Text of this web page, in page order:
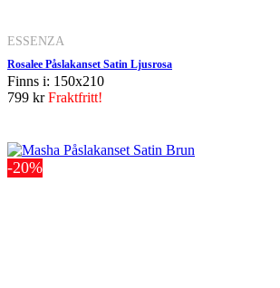
ESSENZA
Rosalee Påslakanset Satin Ljusrosa
Finns i: 150x210
799 krFraktfritt!
-20%